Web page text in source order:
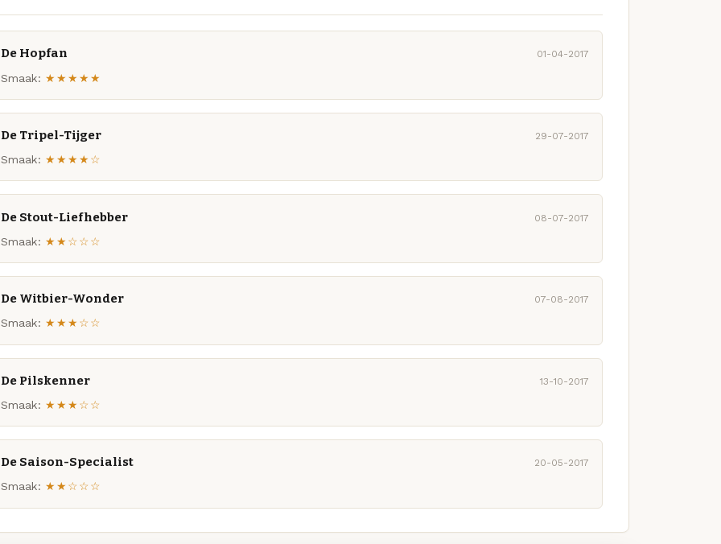
De Hopfan 01-04-2017
Smaak: ★★★★★
De Tripel-Tijger 29-07-2017
Smaak: ★★★★☆
De Stout-Liefhebber 08-07-2017
Smaak: ★★☆☆☆
De Witbier-Wonder 07-08-2017
Smaak: ★★★☆☆
De Pilskenner 13-10-2017
Smaak: ★★★☆☆
De Saison-Specialist 20-05-2017
Smaak: ★★☆☆☆